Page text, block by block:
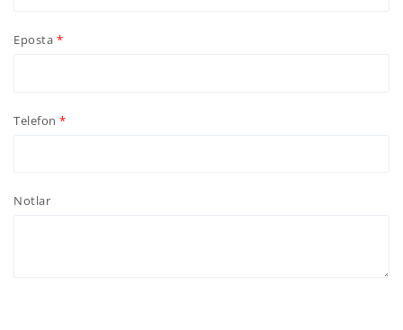
Eposta
Telefon
Notlar